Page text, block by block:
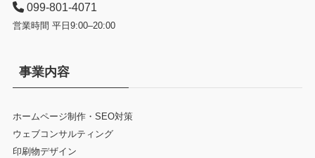
099-801-4071
営業時間 平日9:00–20:00
事業内容
ホームページ制作・SEO対策
ウェブコンサルティング
印刷物デザイン